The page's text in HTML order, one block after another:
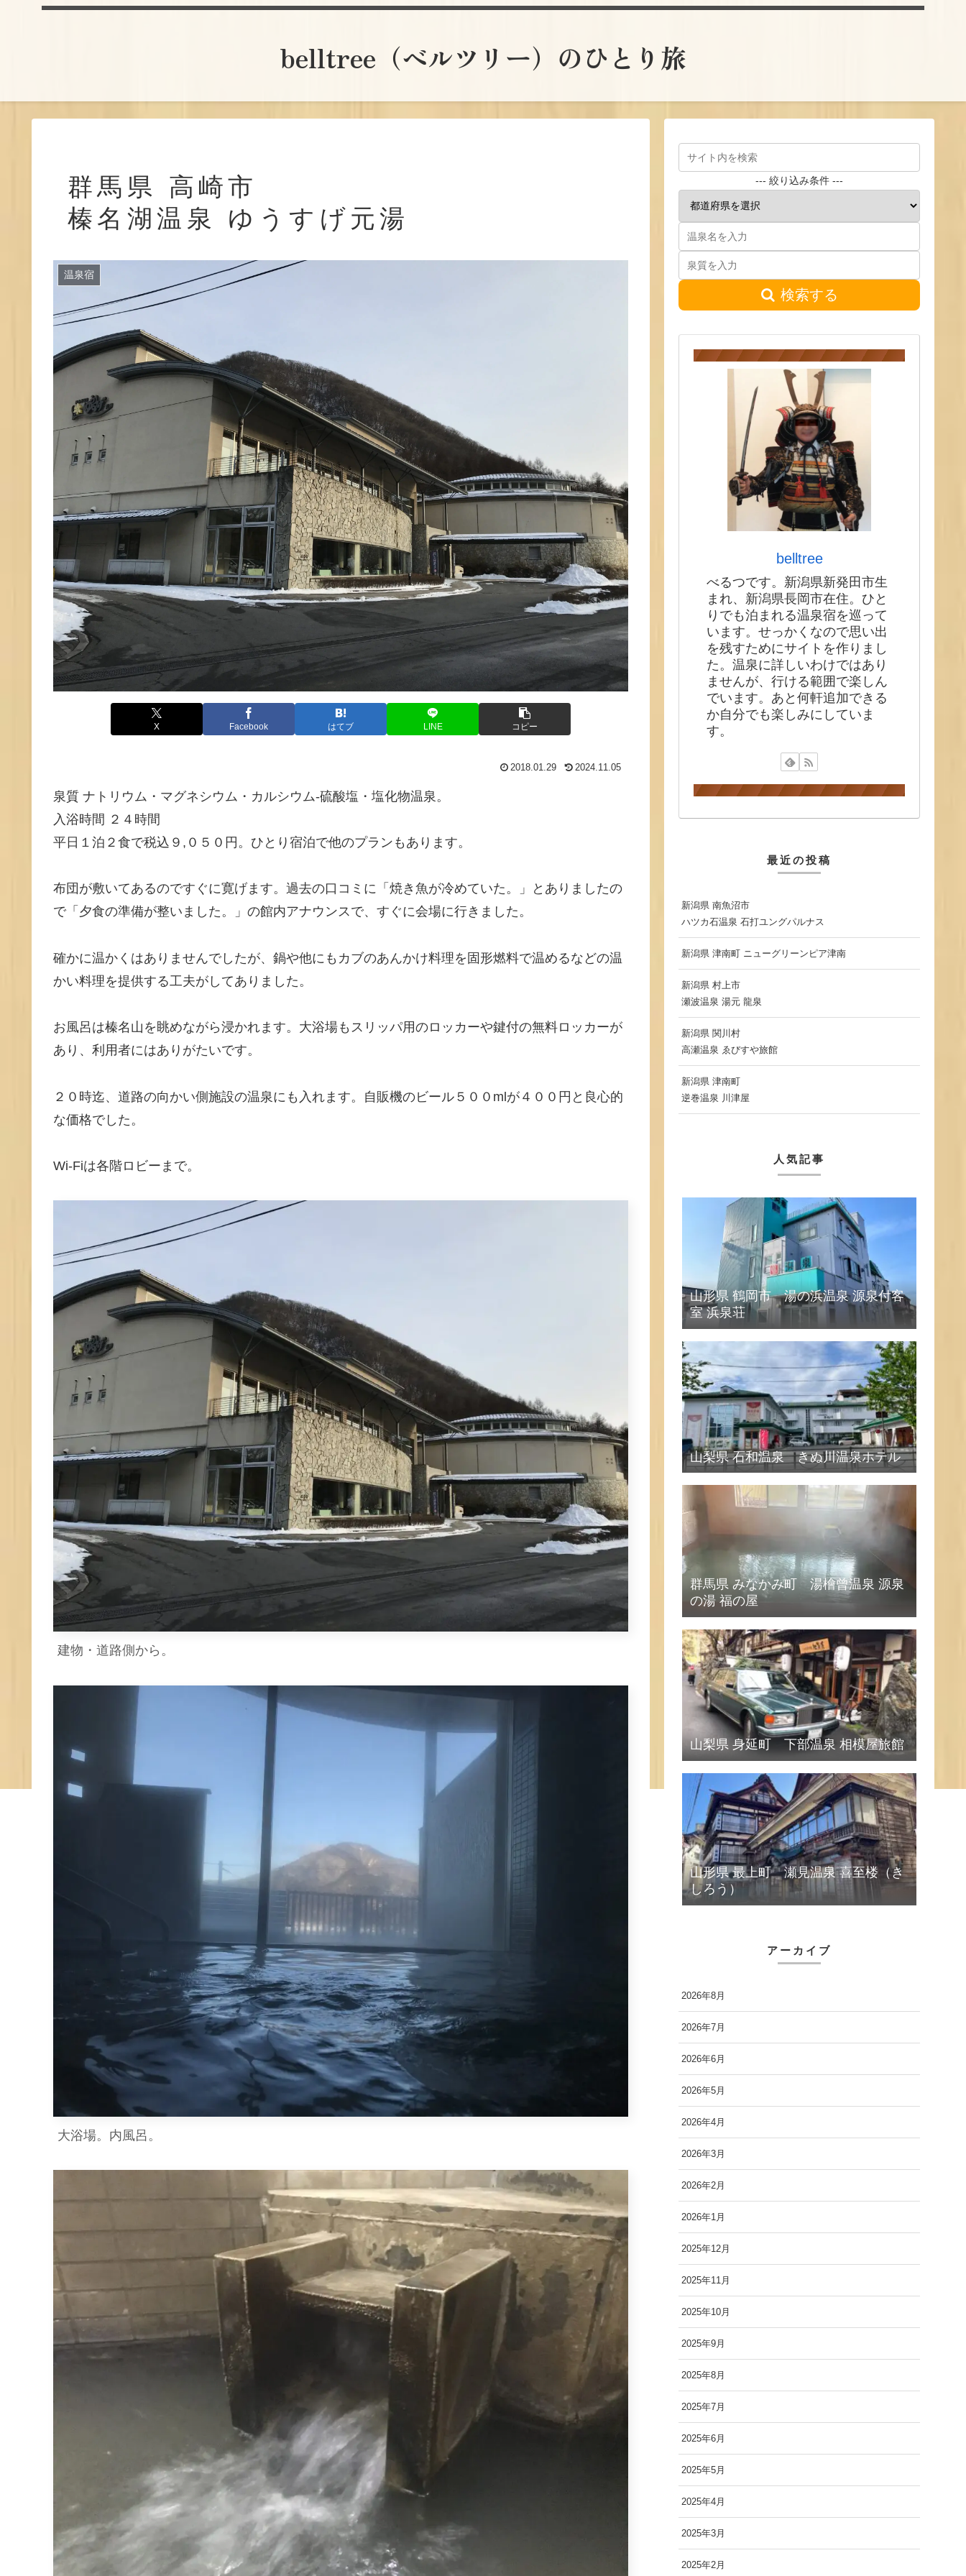
belltree（ベルツリー）のひとり旅
群馬県 高崎市
榛名湖温泉 ゆうすげ元湯
温泉宿
X Facebook はてブ LINE コピー
2018.01.29 2024.11.05
泉質 ナトリウム・マグネシウム・カルシウム‐硫酸塩・塩化物温泉。
入浴時間 ２４時間
平日１泊２食で税込９,０５０円。ひとり宿泊で他のプランもあります。
布団が敷いてあるのですぐに寛げます。過去の口コミに「焼き魚が冷めていた。」とありましたの
で「夕食の準備が整いました。」の館内アナウンスで、すぐに会場に行きました。
確かに温かくはありませんでしたが、鍋や他にもカブのあんかけ料理を固形燃料で温めるなどの温
かい料理を提供する工夫がしてありました。
お風呂は榛名山を眺めながら浸かれます。大浴場もスリッパ用のロッカーや鍵付の無料ロッカーが
あり、利用者にはありがたいです。
２０時迄、道路の向かい側施設の温泉にも入れます。自販機のビール５００mlが４００円と良心的
な価格でした。
Wi-Fiは各階ロビーまで。
建物・道路側から。
大浴場。内風呂。
--- 絞り込み条件 ---
検索する
belltree
べるつです。新潟県新発田市生
まれ、新潟県長岡市在住。ひと
りでも泊まれる温泉宿を巡って
います。せっかくなので思い出
を残すためにサイトを作りまし
た。温泉に詳しいわけではあり
ませんが、行ける範囲で楽しん
でいます。あと何軒追加できる
か自分でも楽しみにしていま
す。
最近の投稿
新潟県 南魚沼市
ハツカ石温泉 石打ユングパルナス
新潟県 津南町 ニューグリーンピア津南
新潟県 村上市
瀬波温泉 湯元 龍泉
新潟県 関川村
高瀬温泉 ゑびすや旅館
新潟県 津南町
逆巻温泉 川津屋
人気記事
山形県 鶴岡市 湯の浜温泉 源泉付客
室 浜泉荘
山梨県 石和温泉 きぬ川温泉ホテル
群馬県 みなかみ町 湯檜曾温泉 源泉
の湯 福の屋
山梨県 身延町 下部温泉 相模屋旅館
山形県 最上町 瀬見温泉 喜至楼（き
しろう）
アーカイブ
2026年8月
2026年7月
2026年6月
2026年5月
2026年4月
2026年3月
2026年2月
2026年1月
2025年12月
2025年11月
2025年10月
2025年9月
2025年8月
2025年7月
2025年6月
2025年5月
2025年4月
2025年3月
2025年2月